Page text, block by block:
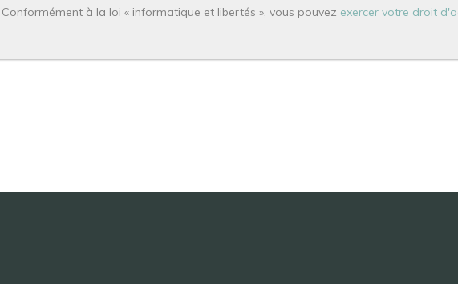
Conformément à la loi « informatique et libertés », vous pouvez exercer votre droit